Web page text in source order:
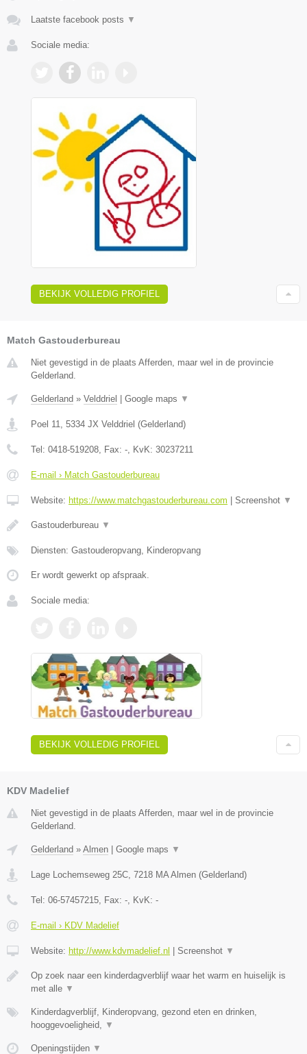
Laatste facebook posts ▼
Sociale media:
BEKIJK VOLLEDIG PROFIEL
Match Gastouderbureau
Niet gevestigd in de plaats Afferden, maar wel in de provincie
Gelderland.
Gelderland » Velddriel Google maps ▼
Poel 11, 5334 JX Velddriel (Gelderland)
Tel: 0418-519208, Fax: -, KvK: 30237211
E-mail › Match Gastouderbureau
Website: https://www.matchgastouderbureau.com Screenshot ▼
Gastouderbureau ▼
Diensten: Gastouderopvang, Kinderopvang
Er wordt gewerkt op afspraak.
Sociale media:
BEKIJK VOLLEDIG PROFIEL
KDV Madelief
Niet gevestigd in de plaats Afferden, maar wel in de provincie
Gelderland.
Gelderland » Almen | Google maps ▼
Lage Lochemseweg 25C 7218 MA Almen (Gelderland)
Tel: 06-57457215 , Fax: - , KvK: -
E-mail › KDV Madelief
Website: http://www.kdvmadelief.nl | Screenshot ▼
Op zoek naar een kinderdagverblijf waar het warm en huiselijk is
met alle ▼
Kinderdagverblijf, Kinderopvang, gezond eten en drinken,
hooggevoeligheid,
▼
Openingstijden ▼